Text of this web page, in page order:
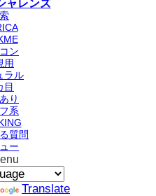
ン
用
ラル
目
り
系
質問
ー
Translate